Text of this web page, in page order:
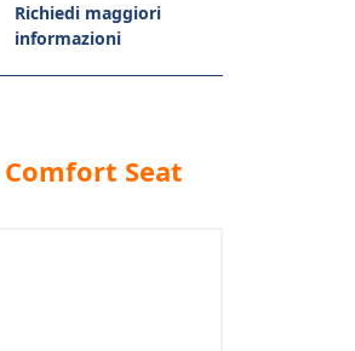
Richiedi maggiori
informazioni
Seat